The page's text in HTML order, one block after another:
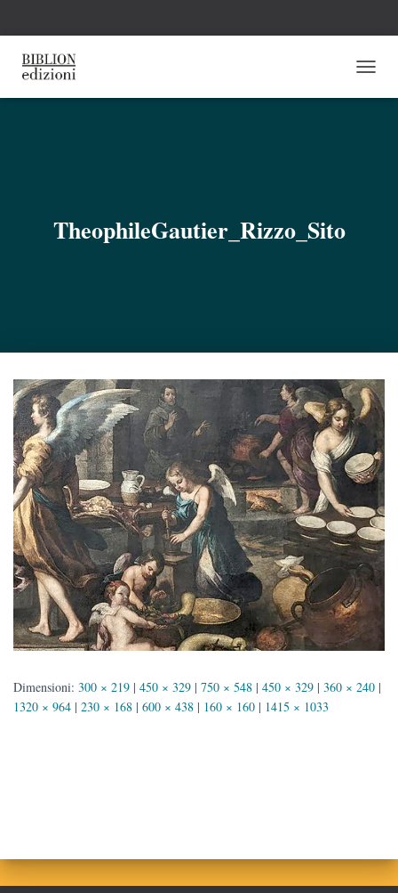
A
E
TheophileGautier_Rizzo_Sito
Dimensioni: 300 × 219 | 450 × 329 | 750 × 548 | 450 × 329 | 360 × 240 |
1320 × 964 | 230 × 168 | 600 × 438 | 160 × 160 | 1415 × 1033